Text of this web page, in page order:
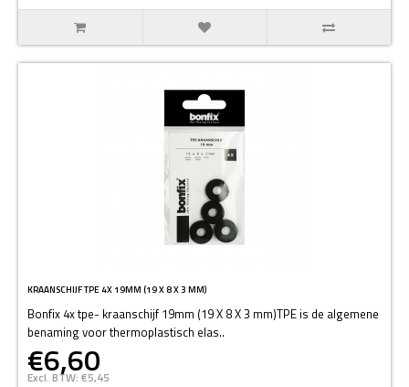
KRAANSCHIJF TPE 4X 19MM (19 X 8 X 3 MM)
Bonfix 4x tpe- kraanschijf 19mm (19 X 8 X 3 mm)TPE is de algemene
benaming voor thermoplastisch elas..
€6,60
Excl. BTW: €5,45